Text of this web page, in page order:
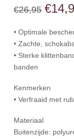
€26,95 prijs
€
• Optimale
• Zachte,
• Sterke
banden
Kenmerken
• Verfraaid met
Materiaal
Buitenzijde: